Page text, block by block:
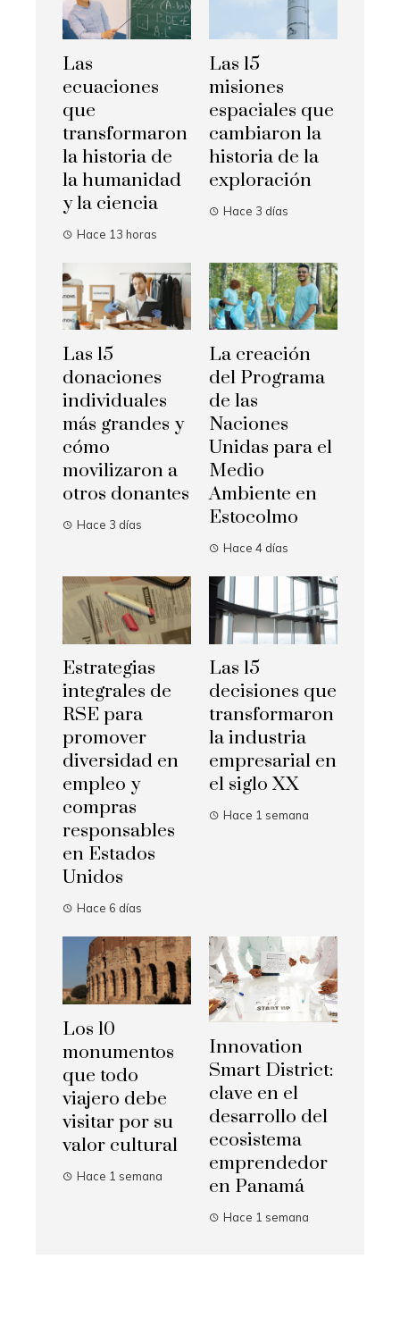
Las
ecuaciones
que
transformaron
la historia de
la humanidad
y la ciencia
Hace 13 horas
Las 15
misiones
espaciales que
cambiaron la
historia de la
exploración
Hace 3 días
Las 15
donaciones
individuales
más grandes y
cómo
movilizaron a
otros donantes
Hace 3 días
La creación
del Programa
de las
Naciones
Unidas para el
Medio
Ambiente en
Estocolmo
Hace 4 días
Estrategias
integrales de
RSE para
promover
diversidad en
empleo y
compras
responsables
en Estados
Unidos
Hace 6 días
Las 15
decisiones que
transformaron
la industria
empresarial en
el siglo XX
Hace 1 semana
Los 10
monumentos
que todo
viajero debe
visitar por su
valor cultural
Hace 1 semana
Innovation
Smart District:
clave en el
desarrollo del
ecosistema
emprendedor
en Panamá
Hace 1 semana